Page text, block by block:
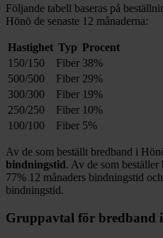
Följande tabell baseras på
Hönö de senaste 12 månaderna:
Hastighet Typ Procent
150/150
Fiber 38%
500/500
Fiber 29%
300/300
Fiber 19%
250/250
Fiber 10%
100/100
Fiber 5%
Av de som beställt bredband i
bindningstid. Av de som
77% 12 månaders bindningstid och
bindningstid.
Gruppavtal för bredband i